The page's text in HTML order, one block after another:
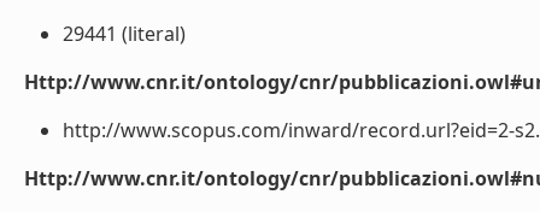
29441 (literal)
Http://www.cnr.it/ontology/cnr/
http://www.scopus.com/inward/record.url?eid=2-
Http://www.cnr.it/ontology/cnr/